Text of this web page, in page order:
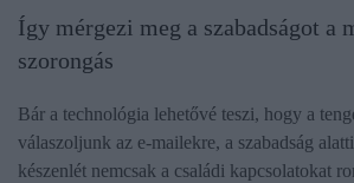
Így mérgezi meg a szabadságot a
szorongás
Bár a technológia lehetővé teszi, hogy a
válaszoljunk az e-mailekre, a szabadság
készenlét nemcsak a családi kapcsolatokat